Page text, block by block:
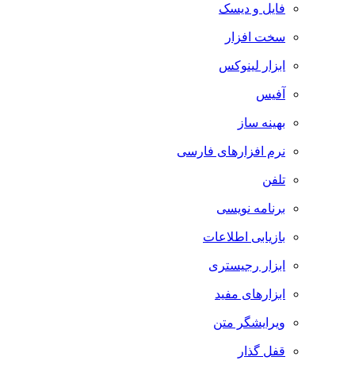
فایل و دیسک
سخت افزار
ابزار لینوکس
آفیس
بهینه ساز
نرم افزارهای فارسی
تلفن
برنامه نویسی
بازیابی اطلاعات
ابزار رجیستری
ابزارهای مفید
ویرایشگر متن
قفل گذار